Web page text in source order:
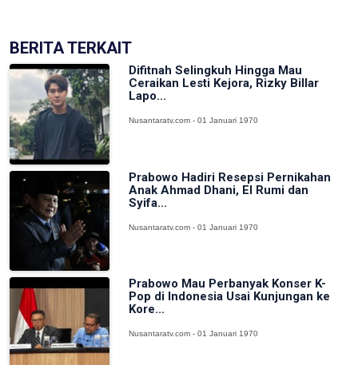
BERITA TERKAIT
Difitnah Selingkuh Hingga Mau
Ceraikan Lesti Kejora, Rizky Billar
Lapo...
Nusantaratv.com - 01 Januari 1970
Prabowo Hadiri Resepsi Pernikahan
Anak Ahmad Dhani, El Rumi dan
Syifa...
Nusantaratv.com - 01 Januari 1970
Prabowo Mau Perbanyak Konser K-
Pop di Indonesia Usai Kunjungan ke
Kore...
Nusantaratv.com - 01 Januari 1970